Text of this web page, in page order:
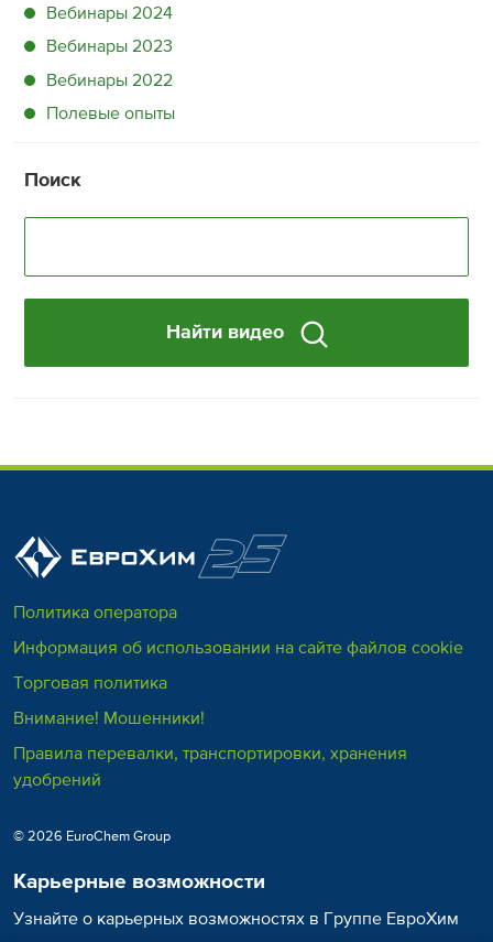
Вебинары 2024
Вебинары 2023
Вебинары 2022
Полевые опыты
Поиск
Найти видео
Политика оператора
Информация об использовании на сайте файлов cookie
Торговая политика
Внимание! Мошенники!
Правила перевалки, транспортировки, хранения
удобрений
© 2026 EuroChem Group
Карьерные возможности
Узнайте о карьерных возможностях в Группе ЕвроХим